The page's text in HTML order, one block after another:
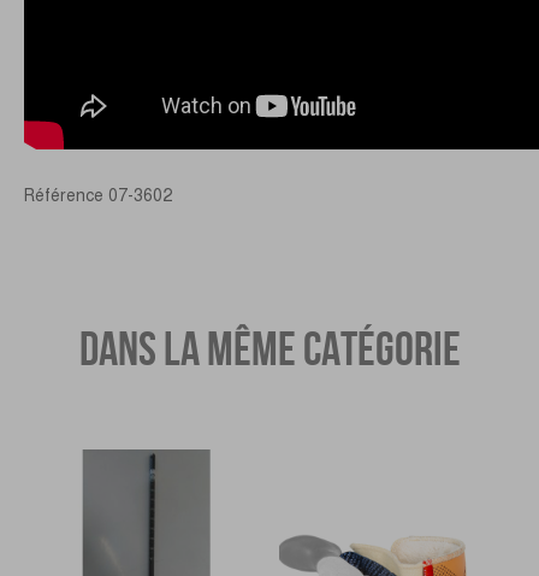
Référence 07-3602
DANS LA MÊME CATÉGORIE